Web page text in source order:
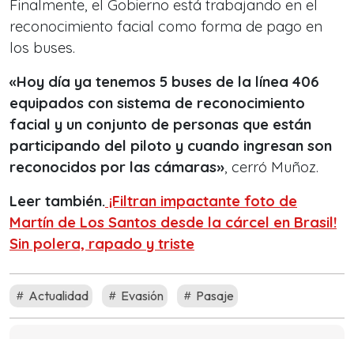
Finalmente, el Gobierno está trabajando en el
reconocimiento facial como forma de pago en
los buses.
«Hoy día ya tenemos 5 buses de la línea 406
equipados con sistema de reconocimiento
facial y un conjunto de personas que están
participando del piloto y cuando ingresan son
reconocidos por las cámaras», cerró Muñoz.
Leer también. ¡Filtran impactante foto de
Martín de Los Santos desde la cárcel en Brasil!
Sin polera, rapado y triste
Actualidad Evasión Pasaje